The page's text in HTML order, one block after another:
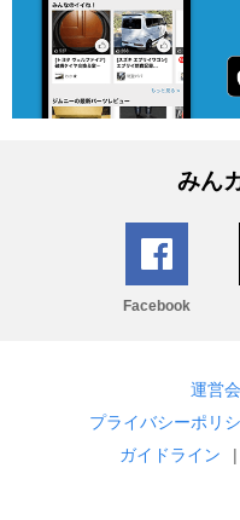
みん
Facebook
運営
プライバシーポリ
ガイドライン
|